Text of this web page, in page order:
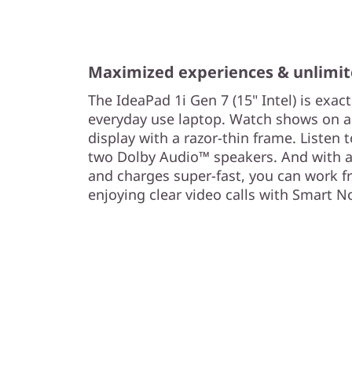
Maximized experiences &
The IdeaPad 1i Gen 7 (15" Intel) is
everyday use laptop. Watch shows on
display with a razor-thin frame. Listen
two Dolby Audio™ speakers. And with
and charges super-fast, you can work
enjoying clear video calls with Smart